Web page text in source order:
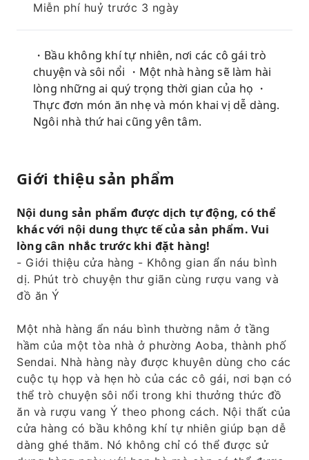
Miễn phí huỷ trước 3 ngày
・Bầu không khí tự nhiên, nơi các cô gái trò
chuyện và sôi nổi ・Một nhà hàng sẽ làm hài
lòng những ai quý trọng thời gian của họ ・
Thực đơn món ăn nhẹ và món khai vị dễ dàng.
Ngôi nhà thứ hai cũng yên tâm.
Giới thiệu sản phẩm
Nội dung sản phẩm được dịch tự động, có thể
khác với nội dung thực tế của sản phẩm. Vui
lòng cân nhắc trước khi đặt hàng!
- Giới thiệu cửa hàng - Không gian ẩn náu bình
dị. Phút trò chuyện thư giãn cùng rượu vang và
đồ ăn Ý
Một nhà hàng ẩn náu bình thường nằm ở tầng
hầm của một tòa nhà ở phường Aoba, thành phố
Sendai. Nhà hàng này được khuyên dùng cho các
cuộc tụ họp và hẹn hò của các cô gái, nơi bạn có
thể trò chuyện sôi nổi trong khi thưởng thức đồ
ăn và rượu vang Ý theo phong cách. Nội thất của
cửa hàng có bầu không khí tự nhiên giúp bạn dễ
dàng ghé thăm. Nó không chỉ có thể được sử